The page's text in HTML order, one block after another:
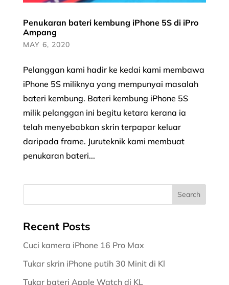
Penukaran bateri kembung iPhone 5S di iPro
Ampang
MAY 6, 2020
Pelanggan kami hadir ke kedai kami membawa
iPhone 5S miliknya yang mempunyai masalah
bateri kembung. Bateri kembung iPhone 5S
milik pelanggan ini begitu ketara kerana ia
telah menyebabkan skrin terpapar keluar
daripada frame. Juruteknik kami membuat
penukaran bateri...
Recent Posts
Cuci kamera iPhone 16 Pro Max
Tukar skrin iPhone putih 30 Minit di Kl
Tukar bateri Apple Watch di KL